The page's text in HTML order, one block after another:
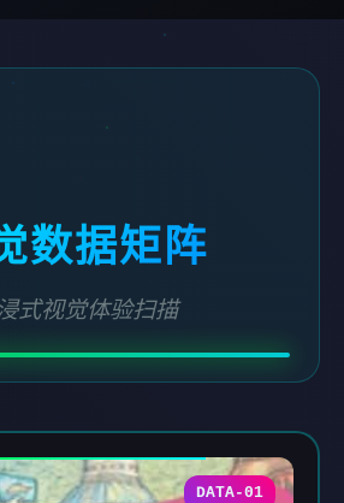
数据矩阵
式视觉体验扫描
DATA-01